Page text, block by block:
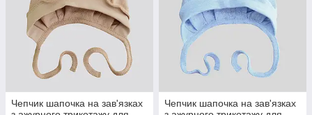
Чепчик шапочка на зав'язках
Чепчик шапочка на зав'язках